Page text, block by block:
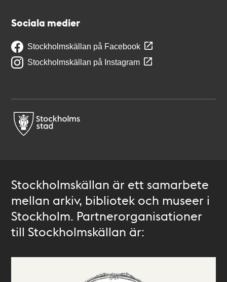
Sociala medier
Stockholmskällan på Facebook
Stockholmskällan på Instagram
Stockholmskällan är ett samarbete
mellan arkiv, bibliotek och museer i
Stockholm. Partnerorganisationer
till Stockholmskällan är: